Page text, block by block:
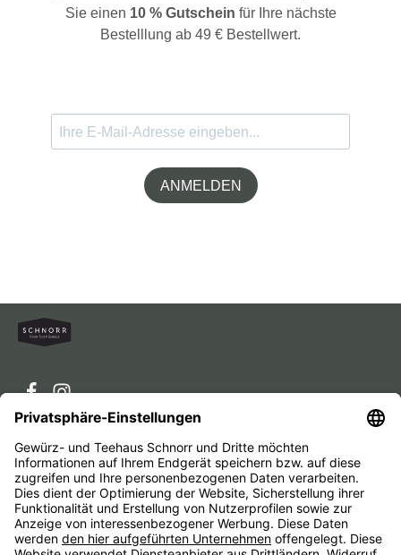
Sie einen 10 % Gutschein für Ihre nächste
Bestelllung ab 49 € Bestellwert.
ANMELDEN
Service-Hotline
Service
Unternehmen